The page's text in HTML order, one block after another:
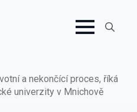
a nekončící proces, říká
univerzity v Mnichově